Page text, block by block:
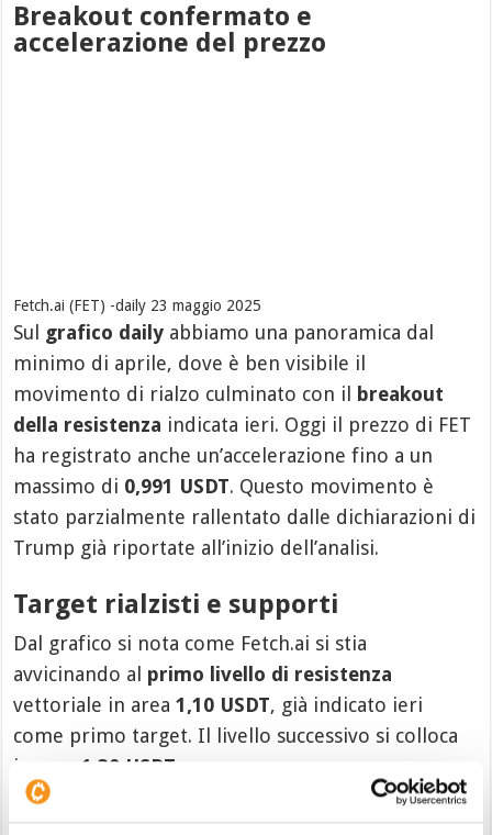
Breakout confermato e
accelerazione del prezzo
Fetch.ai (FET) -daily 23 maggio 2025
Sul grafico daily abbiamo una panoramica dal
minimo di aprile, dove è ben visibile il
movimento di rialzo culminato con il
breakout
della resistenza indicata ieri. Oggi il prezzo di FET
ha registrato anche un’accelerazione fino a un
massimo di 0,991 USDT. Questo movimento è
stato parzialmente rallentato dalle dichiarazioni di
Trump già riportate all’inizio dell’analisi.
Target rialzisti e supporti
Dal grafico si nota come Fetch.ai si stia
avvicinando al primo livello di resistenza
vettoriale in area1,10 USDT, già indicato ieri
come primo target. Il livello successivo si colloca
in area 1,30 USDT
Sul lato ribassista, FET presenta un primo